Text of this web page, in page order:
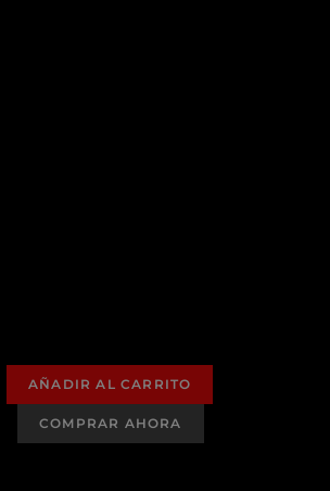
AÑADIR AL CARRITO